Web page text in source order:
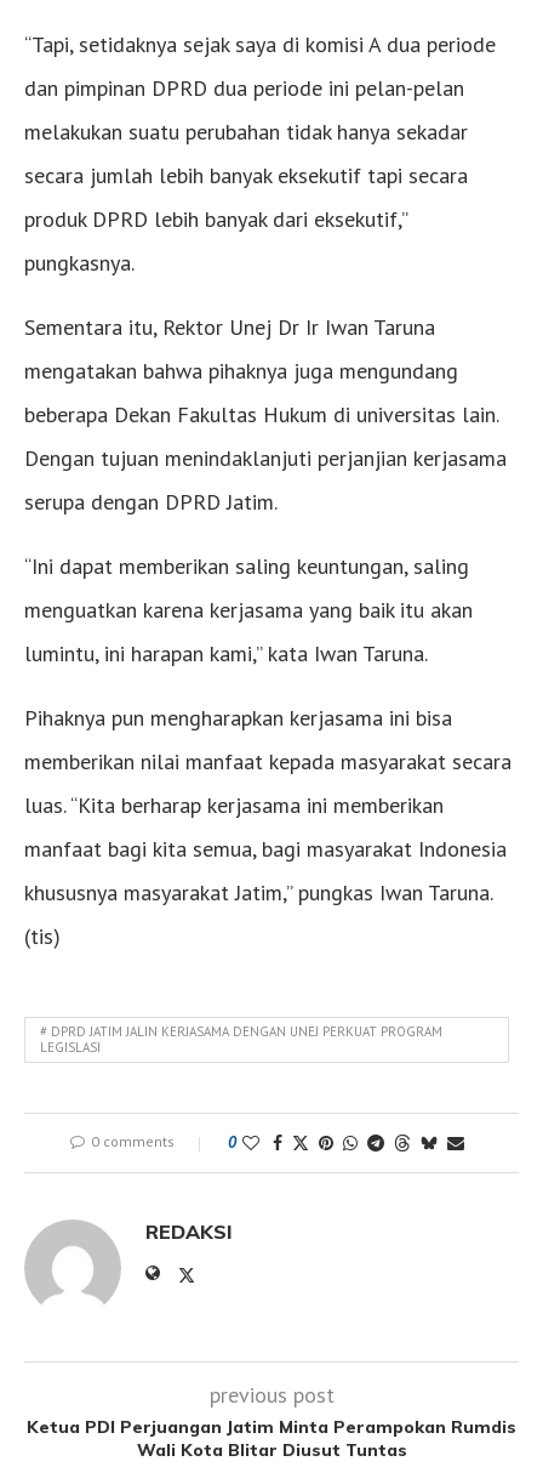
“Tapi, setidaknya sejak saya di komisi A dua periode
dan pimpinan DPRD dua periode ini pelan-pelan
melakukan suatu perubahan tidak hanya sekadar
secara jumlah lebih banyak eksekutif tapi secara
produk DPRD lebih banyak dari eksekutif,”
pungkasnya.
Sementara itu, Rektor Unej Dr Ir Iwan Taruna
mengatakan bahwa pihaknya juga mengundang
beberapa Dekan Fakultas Hukum di universitas lain.
Dengan tujuan menindaklanjuti perjanjian kerjasama
serupa dengan DPRD Jatim.
“Ini dapat memberikan saling keuntungan, saling
menguatkan karena kerjasama yang baik itu akan
lumintu, ini harapan kami,” kata Iwan Taruna.
Pihaknya pun mengharapkan kerjasama ini bisa
memberikan nilai manfaat kepada masyarakat secara
luas. “Kita berharap kerjasama ini memberikan
manfaat bagi kita semua, bagi masyarakat Indonesia
khususnya masyarakat Jatim,” pungkas Iwan Taruna.
(tis)
# DPRD JATIM JALIN KERJASAMA DENGAN UNEJ PERKUAT PROGRAM
LEGISLASI
0 comments 0
REDAKSI
previous post
Ketua PDI Perjuangan Jatim Minta Perampokan Rumdis
Wali Kota Blitar Diusut Tuntas